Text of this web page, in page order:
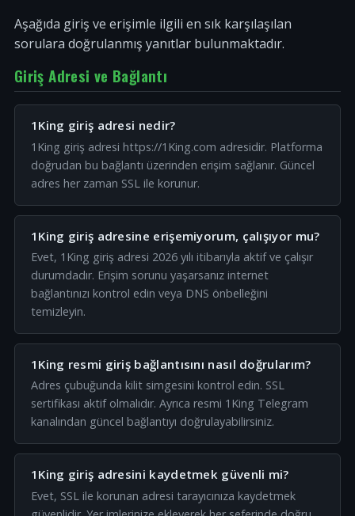
Aşağıda giriş ve erişimle ilgili en sık karşılaşılan
sorulara doğrulanmış yanıtlar bulunmaktadır.
Giriş Adresi ve Bağlantı
1King giriş adresi nedir?
1King giriş adresi https://1King.com adresidir. Platforma
doğrudan bu bağlantı üzerinden erişim sağlanır. Güncel
adres her zaman SSL ile korunur.
1King giriş adresine erişemiyorum, çalışıyor mu?
Evet, 1King giriş adresi 2026 yılı itibarıyla aktif ve çalışır
durumdadır. Erişim sorunu yaşarsanız internet
bağlantınızı kontrol edin veya DNS önbelleğini
temizleyin.
1King resmi giriş bağlantısını nasıl doğrularım?
Adres çubuğunda kilit simgesini kontrol edin. SSL
sertifikası aktif olmalıdır. Ayrıca resmi 1King Telegram
kanalından güncel bağlantıyı doğrulayabilirsiniz.
1King giriş adresini kaydetmek güvenli mi?
Evet, SSL ile korunan adresi tarayıcınıza kaydetmek